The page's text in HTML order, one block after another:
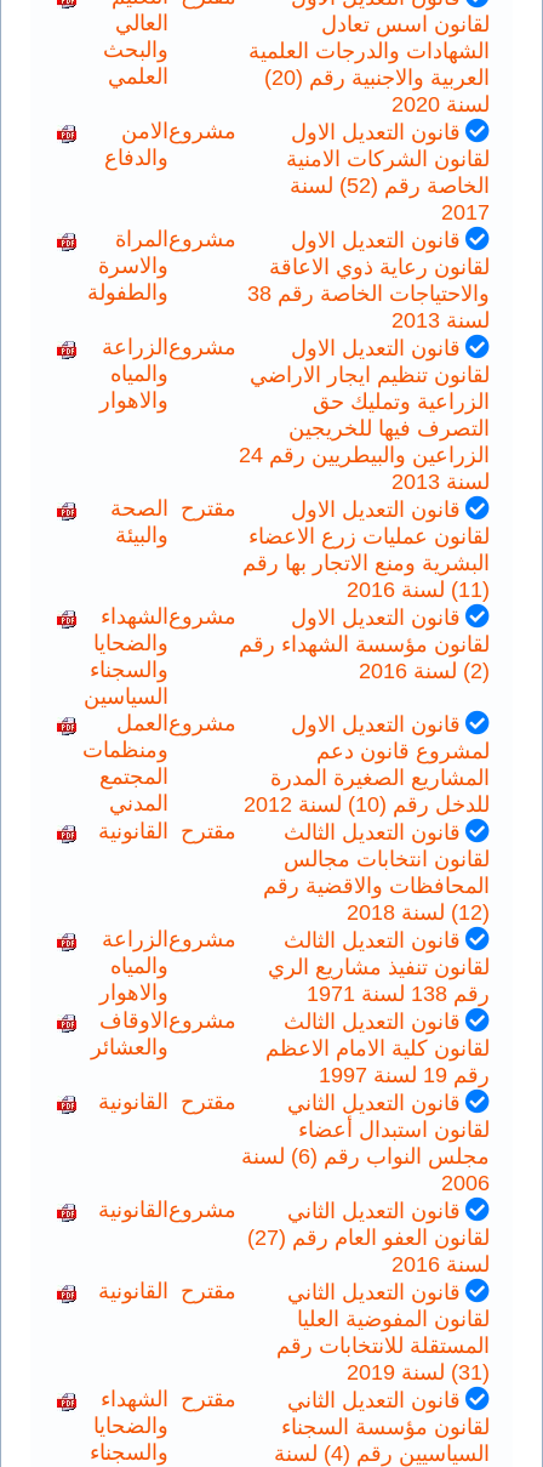
لقانون اسس تعادل
الشهادات والدرجات العلمية
العربية والاجنبية رقم (20)
لسنة 2020
العالي
والبحث
العلمي
قانون التعديل الاول
لقانون الشركات الامنية
الخاصة رقم (52) لسنة
2017
مشروعالامن
والدفاع
قانون التعديل الاول
لقانون رعاية ذوي الاعاقة
والاحتياجات الخاصة رقم 38
لسنة 2013
مشروعالمراة
والاسرة
والطفولة
قانون التعديل الاول
لقانون تنظيم ايجار الاراضي
الزراعية وتمليك حق
التصرف فيها للخريجين
الزراعين والبيطريين رقم 24
لسنة 2013
مشروعالزراعة
والمياه
والاهوار
قانون التعديل الاول
لقانون عمليات زرع الاعضاء
البشرية ومنع الاتجار بها رقم
(11) لسنة 2016
مقترح الصحة
والبيئة
قانون التعديل الاول
لقانون مؤسسة الشهداء رقم
(2) لسنة 2016
مشروعالشهداء
والضحايا
والسجناء
السياسين
قانون التعديل الاول
لمشروع قانون دعم
المشاريع الصغيرة المدرة
للدخل رقم (10) لسنة 2012
مشروعالعمل
ومنظمات
المجتمع
المدني
قانون التعديل الثالث
لقانون انتخابات مجالس
المحافظات والاقضية رقم
(12) لسنة 2018
مقترح القانونية
قانون التعديل الثالث
لقانون تنفيذ مشاريع الري
رقم 138 لسنة 1971
مشروعالزراعة
والمياه
والاهوار
قانون التعديل الثالث
لقانون كلية الامام الاعظم
رقم 19 لسنة 1997
مشروعالاوقاف
والعشائر
قانون التعديل الثاني
لقانون استبدال أعضاء
مجلس النواب رقم (6) لسنة
2006
مقترح القانونية
قانون التعديل الثاني
لقانون العفو العام رقم (27)
لسنة 2016
مشروعالقانونية
قانون التعديل الثاني
لقانون المفوضية العليا
المستقلة للانتخابات رقم
(31) لسنة 2019
مقترح القانونية
قانون التعديل الثاني
لقانون مؤسسة السجناء
السياسيين رقم (4) لسنة
مقترح الشهداء
والضحايا
والسجناء